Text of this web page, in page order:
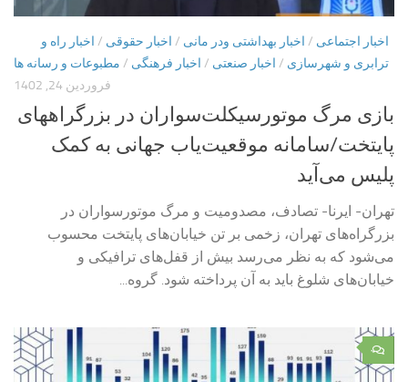
اخبار اجتماعی / اخبار بهداشتی ودر مانی / اخبار حقوقی / اخبار راه و
ترابری و شهرسازی / اخبار صنعتی / اخبار فرهنگی / مطبوعات و رسانه ها
فروردین 24, 1402
بازی مرگ موتورسیکلت‌سواران در بزرگراههای
پایتخت/سامانه موقعیت‌یاب جهانی به کمک
پلیس می‌آید
تهران- ایرنا- تصادف، مصدومیت و مرگ موتورسواران در
بزرگراه‌های تهران، زخمی بر تن خیابان‌های پایتخت محسوب
می‌شود که به نظر می‌رسد بیش از قفل‌های ترافیکی و
خیابان‌های شلوغ باید به آن پرداخته شود. گروه...
۰